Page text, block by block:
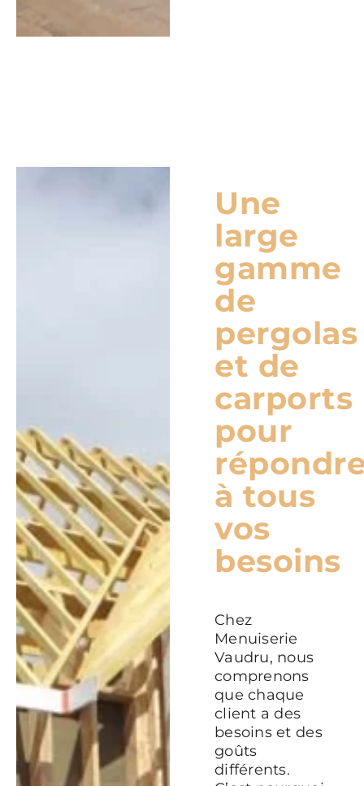
Une
large
gamme
de
pergolas
et de
carports
pour
à tous
vos
besoins
Chez
Menuiserie
Vaudru, nous
comprenons
que chaque
client a des
besoins et des
goûts
différents.